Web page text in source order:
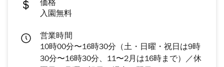
価格
入園無料
営業時間
10時00分〜16時30分（土・日曜・祝日は9時
30分〜16時30分、11〜2月は16時まで）／休